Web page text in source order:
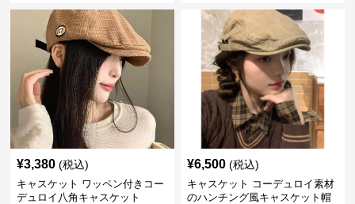
¥3,380 (税込)
キャスケット ワッペン付きコー
デュロイ八角キャスケット
¥6,500 (税込)
キャスケット コーデュロイ素材
のハンチング風キャスケット帽